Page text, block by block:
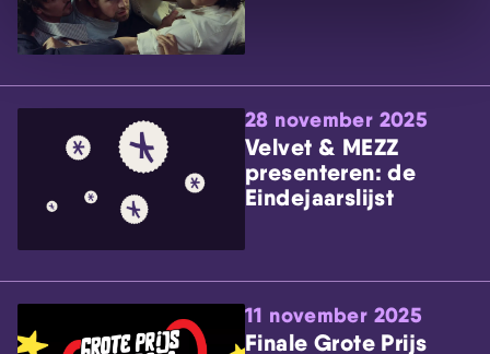
28 november 2025
Velvet & MEZZ
presenteren: de
Eindejaarslijst
11 november 2025
Finale Grote Prijs